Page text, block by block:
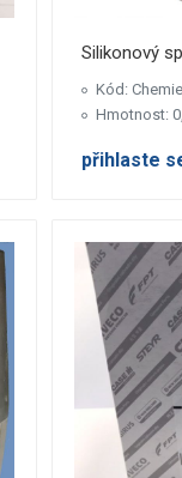
Silikonový
Kód: Chemie
Hmotnost:
přihlaste